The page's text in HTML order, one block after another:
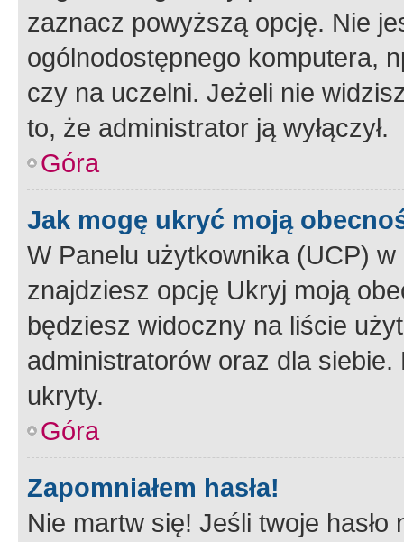
zaznacz powyższą opcję. Nie
ogólnodostępnego komputera,
czy na uczelni. Jeżeli nie
to, że administrator ją wyłączył.
Góra
Jak mogę ukryć moją
W Panelu użytkownika (UCP) w
znajdziesz opcję Ukryj moją
będziesz widoczny na liście
administratorów oraz dla
ukryty.
Góra
Zapomniałem hasła!
Nie martw się! Jeśli twoje